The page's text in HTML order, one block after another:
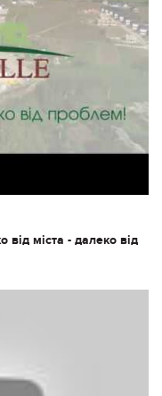
міста - далеко від